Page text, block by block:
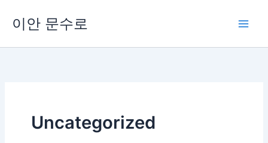
로
이안 문수로
Uncategorized